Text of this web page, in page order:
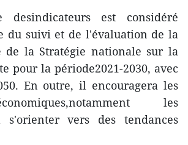
desindicateurs est considéré
du suivi et de l'évaluation de la
la Stratégie nationale sur la
pour la période2021-2030, avec
En outre, il encouragera les
les
s'orienter vers des tendances